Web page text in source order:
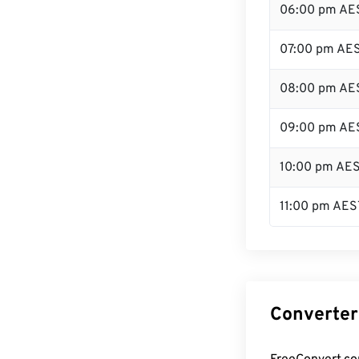
06:00 pm
07:00 pm
08:00 pm
09:00 pm
10:00 pm
11:00 pm